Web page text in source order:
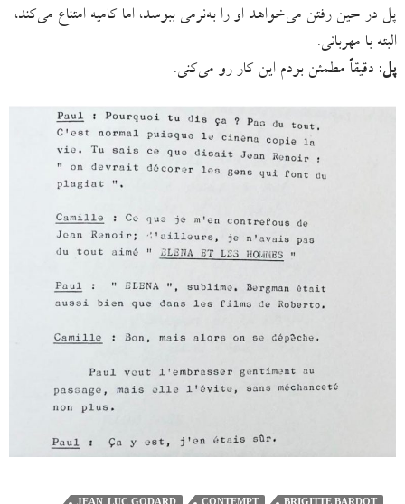
پل در حین رفتن می‌خواهد او را به‌نرمی ببوسد، اما کامیه امتناع می‌کند،
البته با مهربانی.
پل: دقیقاً مطمئن بودم این کار رو می‌کنی.